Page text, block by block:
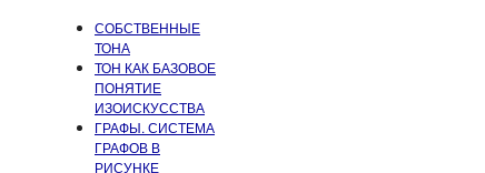
СОБСТВЕННЫЕ
ТОНА
ТОН КАК БАЗОВОЕ
ПОНЯТИЕ
ИЗОИСКУССТВА
ГРАФЫ. СИСТЕМА
ГРАФОВ В
РИСУНКЕ